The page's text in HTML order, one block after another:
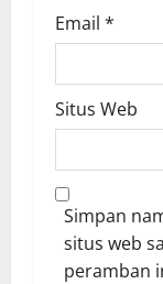
Email *
Situs Web
Simpan
situs web
peramban